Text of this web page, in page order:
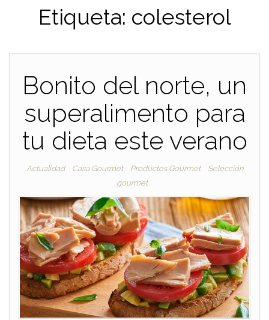
Etiqueta: colesterol
Bonito del norte, un
superalimento para
tu dieta este verano
Actualidad Casa Gourmet Productos Gourmet
Selección
gourmet